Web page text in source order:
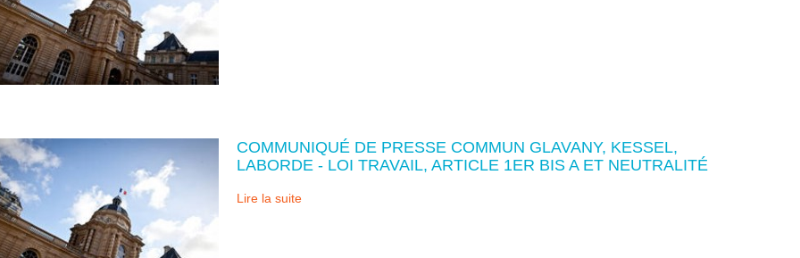
COMMUNIQUÉ DE PRESSE COMMUN GLAVANY, KESSEL,
LABORDE - LOI TRAVAIL, ARTICLE 1ER BIS A ET NEUTRALITÉ
Lire la suite